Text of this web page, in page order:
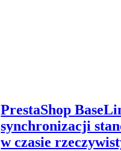
PrestaShop
synchronizacji
w czasie